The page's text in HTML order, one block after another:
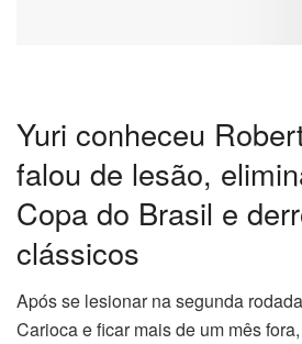
Yuri conheceu
falou de lesão,
Copa do Brasil e
clássicos
Após se lesionar na segunda
Carioca e ficar mais de um mês